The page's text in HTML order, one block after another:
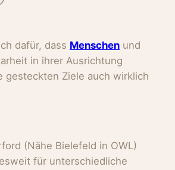
dafür, dass Menschen und
in ihrer Ausrichtung
gesteckten Ziele auch wirklich
(Nähe Bielefeld in OWL)
für unterschiedliche